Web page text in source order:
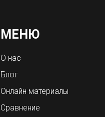
МЕНЮ
О нас
Блог
Онлайн материалы
Сравнение